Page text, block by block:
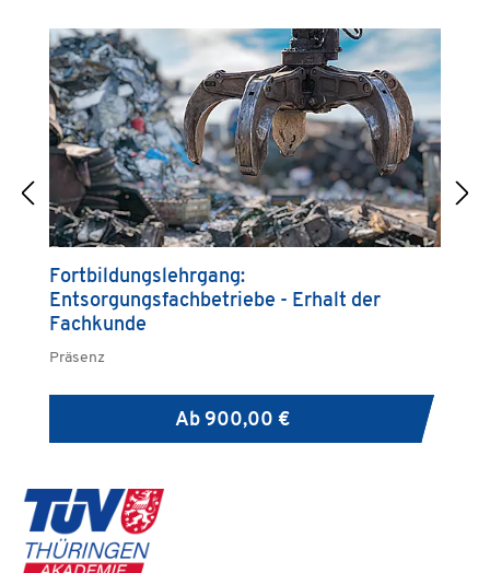
Fortbildungslehrgang:
Entsorgungsfachbetriebe - Erhalt der
Fachkunde
Präsenz
Ab 900,00 €